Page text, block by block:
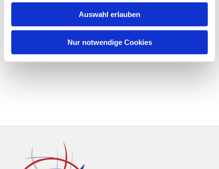
Auswahl erlauben
Nur notwendige Cookies